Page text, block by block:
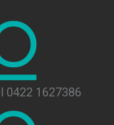
0422 1627386